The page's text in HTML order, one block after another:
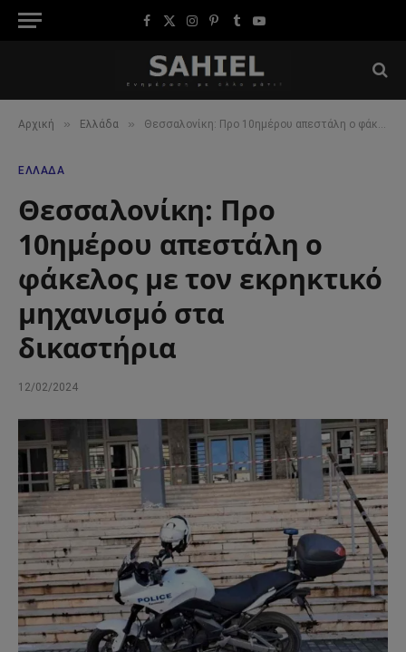
Facebook
X
Instagram
Pinterest
TumblrYouTube
Αρχική » Ελλάδα » Θεσσαλονίκη: Προ 10ημέρου απεστάλη ο φάκελος με τον εκρηκτικό μηχανισμό στα δικαστήρια
ΕΛΛΆΔΑ
Θεσσαλονίκη: Προ
10ημέρου απεστάλη ο
φάκελος με τον εκρηκτικό
μηχανισμό στα
δικαστήρια
12/02/2024